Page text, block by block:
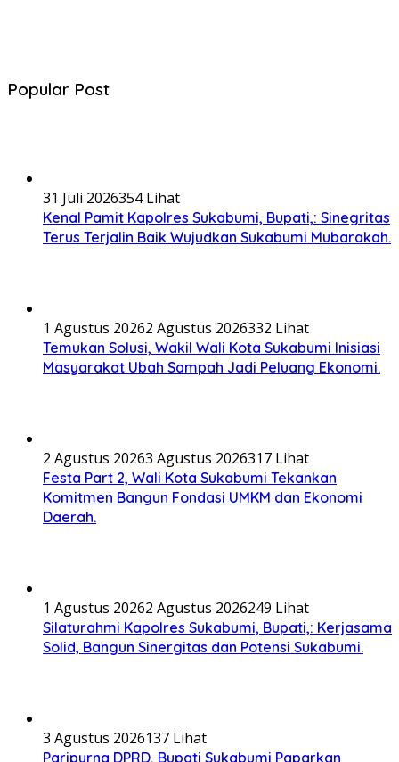
Popular Post
31 Juli 2026354 Lihat
Kenal Pamit Kapolres Sukabumi, Bupati,: Sinegritas
Terus Terjalin Baik Wujudkan Sukabumi Mubarakah.
1 Agustus 20262 Agustus 2026332 Lihat
Temukan Solusi, Wakil Wali Kota Sukabumi Inisiasi
Masyarakat Ubah Sampah Jadi Peluang Ekonomi.
2 Agustus 20263 Agustus 2026317 Lihat
Festa Part 2, Wali Kota Sukabumi Tekankan
Komitmen Bangun Fondasi UMKM dan Ekonomi
Daerah.
1 Agustus 20262 Agustus 2026249 Lihat
Silaturahmi Kapolres Sukabumi, Bupati,: Kerjasama
Solid, Bangun Sinergitas dan Potensi Sukabumi.
3 Agustus 2026137 Lihat
Paripurna DPRD, Bupati Sukabumi Paparkan